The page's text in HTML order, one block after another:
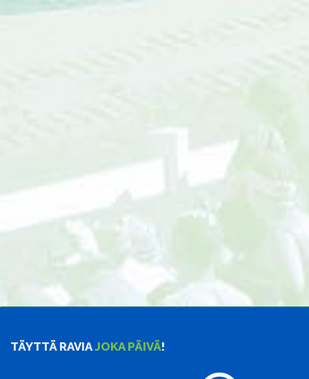
TÄYTTÄ RAVIAJOKA PÄIVÄ!